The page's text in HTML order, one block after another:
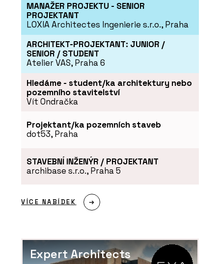
MANAŽER PROJEKTU - SENIOR
PROJEKTANT
LOXIA Architectes Ingenierie s.r.o., Praha
ARCHITEKT-PROJEKTANT: JUNIOR /
SENIOR / STUDENT
Atelier VAS, Praha 6
Hledáme - student/ka architektury nebo
pozemního stavitelství
Vít Ondračka
Projektant/ka pozemních staveb
dot53, Praha
STAVEBNÍ INŽENÝR / PROJEKTANT
archibase s.r.o., Praha 5
VÍCE NABÍDEK
Expert Architects